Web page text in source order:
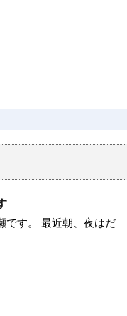
です。 最近朝、夜はだ